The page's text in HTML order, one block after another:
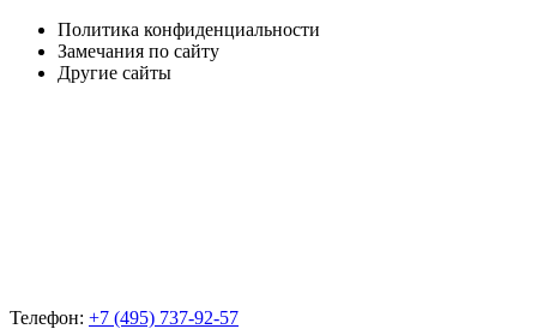
Политика конфиденциальности
Замечания по сайту
Другие сайты
Телефон: +7 (495) 737-92-57